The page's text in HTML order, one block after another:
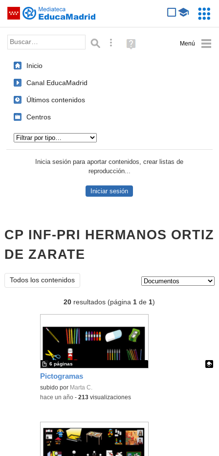
Saltar navegación
Palabra o frase: Búsqueda avanzada
Ayuda
(en
Inicio
Canal EducaMadrid
Últimos contenidos
Centros
Inicia sesión para aportar contenidos, crear listas de
reproducción...
Iniciar sesión
CP INF-PRI HERMANOS ORTIZ
DE ZARATE
Todos los contenidos
20 resultados (página1 de1)
Pictogramas
Contenido educativo.
subido por Marta C.
6 páginas
-hace un año -213 visualizaciones